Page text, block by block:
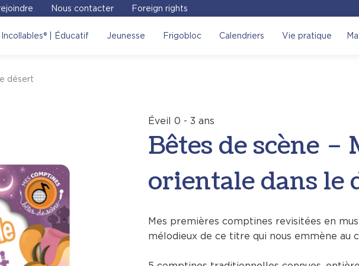
Nous contacter Foreign rights
Incollables® | Éducatif Jeunesse Frigobloc Calendriers Vie pratique
désert
Éveil 0 - 3 ans
Bêtes de scène –
orientale dans le
Mes premières comptines revisitées en
mélodieux de ce titre qui nous emmène au
le site Place des